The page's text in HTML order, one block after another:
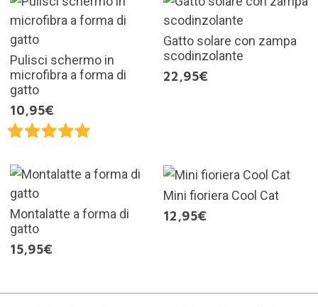
Pulisci schermo in
microfibra a forma di
gatto
10,95€
Gatto solare con zampa
scodinzolante
22,95€
Montalatte a forma di
gatto
15,95€
Mini fioriera Cool Cat
12,95€